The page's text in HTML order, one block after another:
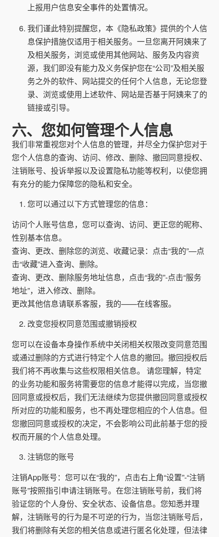
上报用户信息安全事件的处置情况。
我们谨此特别提醒您，本《隐私政策》提供的个人信
息保护措施仅适用于相关服务。一旦您离开阿姨来了
及相关服务，浏览或使用其他网站、服务及内容资
源，我们即没有能力及义务保护您在“公司”及相关服
务之外的软件、网站提交的任何个人信息，无论您登
录、浏览或使用上述软件、网站是否基于阿姨来了的
链接或引导。
六、您如何管理个人信息
我们非常重视您对个人信息的管理，并尽全力保护您对于
您个人信息的查询、访问、修改、删除、撤回同意授权、
注销账号、投诉举报以及设置隐私功能等权利，以使您拥
有充分的能力保障您的隐私和安全。
您可以通过以下方式管理您的信息：
访问个人账号信息，您可以查询、访问、更正您的昵称、
性别基本信息。
查询、更改、删除您的浏览、收藏记录：点击“我的”—点
击“收藏”进入查询、删除。
查询、更改、删除服务地址信息，点击“我的”-点击“服务
地址”，进入修改、删除。
更改其他信息请联系客服，我的——在线客服。
改变您授权同意范围或撤销授权
您可以在设备本身操作系统中关闭相关权限改变同意范围
或通过删除的方式进行特定个人信息的撤回。撤回授权后
我们将不再收集与这些权限相关信息。 请您理解，特定
的业务功能和服务将需要您的信息才能得以完成，当您撤
回同意或授权后，我们无法继续为您提供撤回同意或授权
所对应的功能和服务，也不再处理您相应的个人信息。但
您撤回同意或授权的决定，不会影响公司此前基于您的授
权而开展的个人信息处理。
注销您的账号
注销App账号：您可以在“我的”，点击右上角“设置”-“注销
账号”按照指引申请注销账号。在您注销账号前，我们将
验证您的个人身份、安全状态、设备信息。您知悉并理
解，注销账号的行为是不可逆的行为，当您注销账号后，
我们将删除有关您的相关信息或进行匿名化处理，但法律